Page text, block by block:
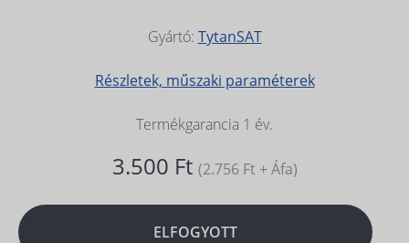
Gyártó: TytanSAT
Részletek, műszaki paraméterek
Termékgarancia 1 év.
3.500 Ft (2.756 Ft + Áfa)
ELFOGYOTT